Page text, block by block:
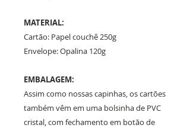
MATERIAL:
Cartão: Papel couchê 250g
Envelope: Opalina 120g
EMBALAGEM:
Assim como nossas capinhas, os cartões
também vêm em uma bolsinha de PVC
cristal, com fechamento em botão de